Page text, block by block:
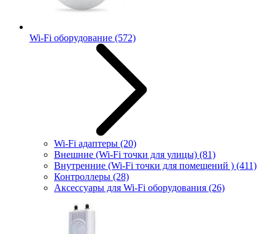
Wi-Fi оборудование (572)
Wi-Fi адаптеры (20)
Внешние (Wi-Fi точки для улицы) (81)
Внутренние (Wi-Fi точки для помещений ) (411)
Контроллеры (28)
Аксессуары для Wi-Fi оборудования (26)